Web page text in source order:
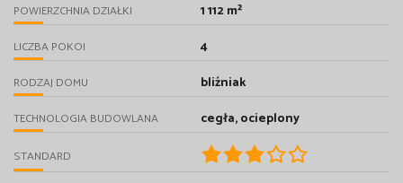
POWIERZCHNIA DZIAŁKI 1 112 m²
LICZBA POKOI 4
RODZAJ DOMU bliźniak
TECHNOLOGIA BUDOWLANA cegła, ocieplony
STANDARD